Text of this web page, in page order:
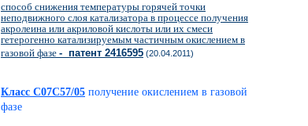
способ снижения температуры горячей точки
неподвижного слоя катализатора в процессе получения
акролеина или акриловой кислоты или их смеси
гетерогенно катализируемым частичным окислением в
газовой фазе - патент 2416595 (20.04.2011)
Класс C07C57/05 получение окислением в газовой
фазе